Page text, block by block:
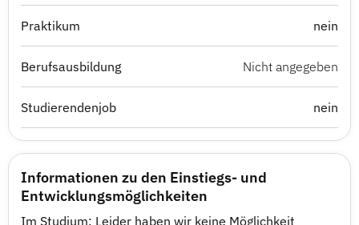
Praktikum nein
Berufsausbildung Nicht angegeben
Studierendenjob nein
Informationen zu den Einstiegs- und
Entwicklungsmöglichkeiten
Im Studium: Leider haben wir keine Möglichkeit